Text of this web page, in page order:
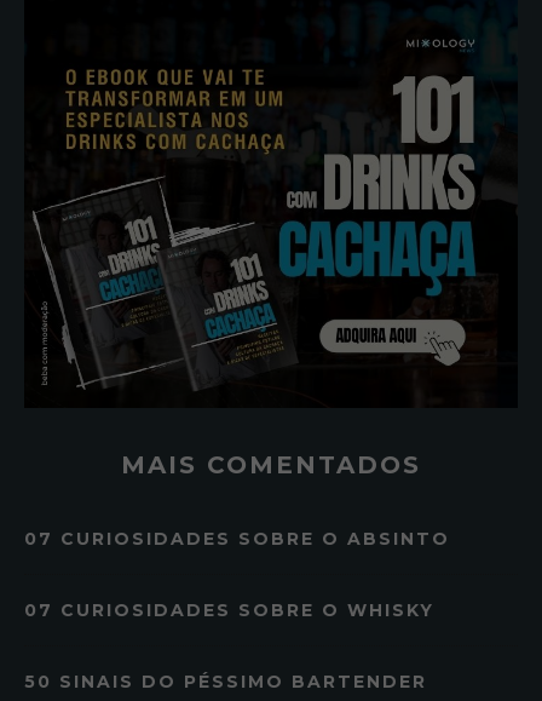
MAIS COMENTADOS
07 CURIOSIDADES SOBRE O ABSINTO
07 CURIOSIDADES SOBRE O WHISKY
50 SINAIS DO PÉSSIMO BARTENDER